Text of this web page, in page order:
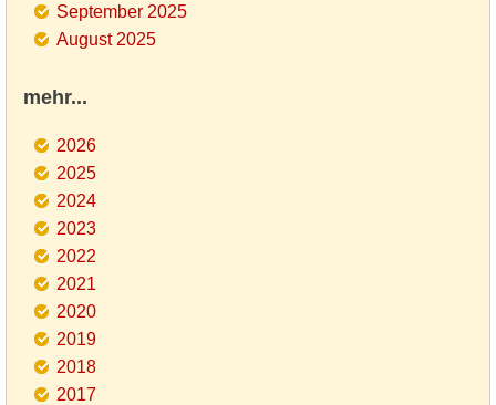
September 2025
August 2025
mehr...
2026
2025
2024
2023
2022
2021
2020
2019
2018
2017